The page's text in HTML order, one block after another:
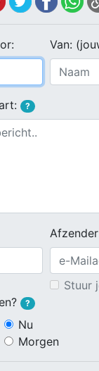
Van:
?
Stuur
?
Nu
Morgen